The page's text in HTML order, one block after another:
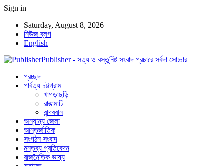
Sign in
Saturday, August 8, 2026
নিউজ ব্লগ
English
Publisher - সত্য ও বস্তুনিষ্ট সংবাদ প্রচারে সর্বদা সোচ্চার
প্রচ্ছদ
পার্বত্য চট্টগ্রাম
খাগড়াছড়ি
রাঙামাটি
বান্দরবান
অন্যান্য জেলা
আন্তর্জাতিক
সংগঠন সংবাদ
মন্তব্য প্রতিবেদন
রাজনৈতিক ভাষ্য